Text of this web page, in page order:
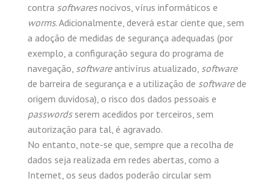
contra softwaresnocivos, vírus informáticos e
worms. Adicionalmente, deverá estar ciente que, sem
a adoção de medidas de segurança adequadas (por
exemplo, a configuração segura do programa de
navegação, softwareantivírus atualizado, software
de barreira de segurança e a utilização de softwarede
origem duvidosa), o risco dos dados pessoais e
passwordsserem acedidos por terceiros, sem
autorização para tal, é agravado.
No entanto, note-se que, sempre que a recolha de
dados seja realizada em redes abertas, como a
Internet, os seus dados poderão circular sem